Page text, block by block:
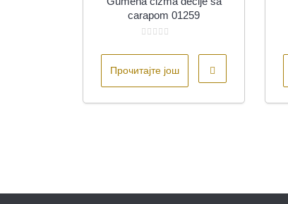
carapom 01259
са
од
Прочитајте још